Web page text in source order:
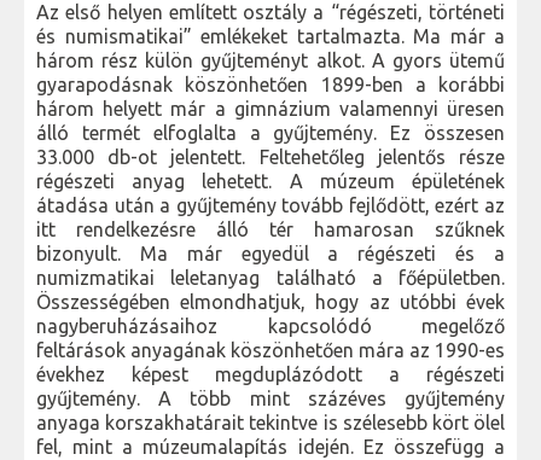
Az első helyen említett osztály a “régészeti, történeti
és numismatikai” emlékeket tartalmazta. Ma már a
három rész külön gyűjteményt alkot. A gyors ütemű
gyarapodásnak köszönhetően 1899-ben a korábbi
három helyett már a gimnázium valamennyi üresen
álló termét elfoglalta a gyűjtemény. Ez összesen
33.000 db-ot jelentett. Feltehetőleg jelentős része
régészeti anyag lehetett. A múzeum épületének
átadása után a gyűjtemény tovább fejlődött, ezért az
itt rendelkezésre álló tér hamarosan szűknek
bizonyult. Ma már egyedül a régészeti és a
numizmatikai leletanyag található a főépületben.
Összességében elmondhatjuk, hogy az utóbbi évek
nagyberuházásaihoz kapcsolódó megelőző
feltárások anyagának köszönhetően mára az 1990-es
évekhez képest megduplázódott a régészeti
gyűjtemény. A több mint százéves gyűjtemény
anyaga korszakhatárait tekintve is szélesebb kört ölel
fel, mint a múzeumalapítás idején. Ez összefügg a